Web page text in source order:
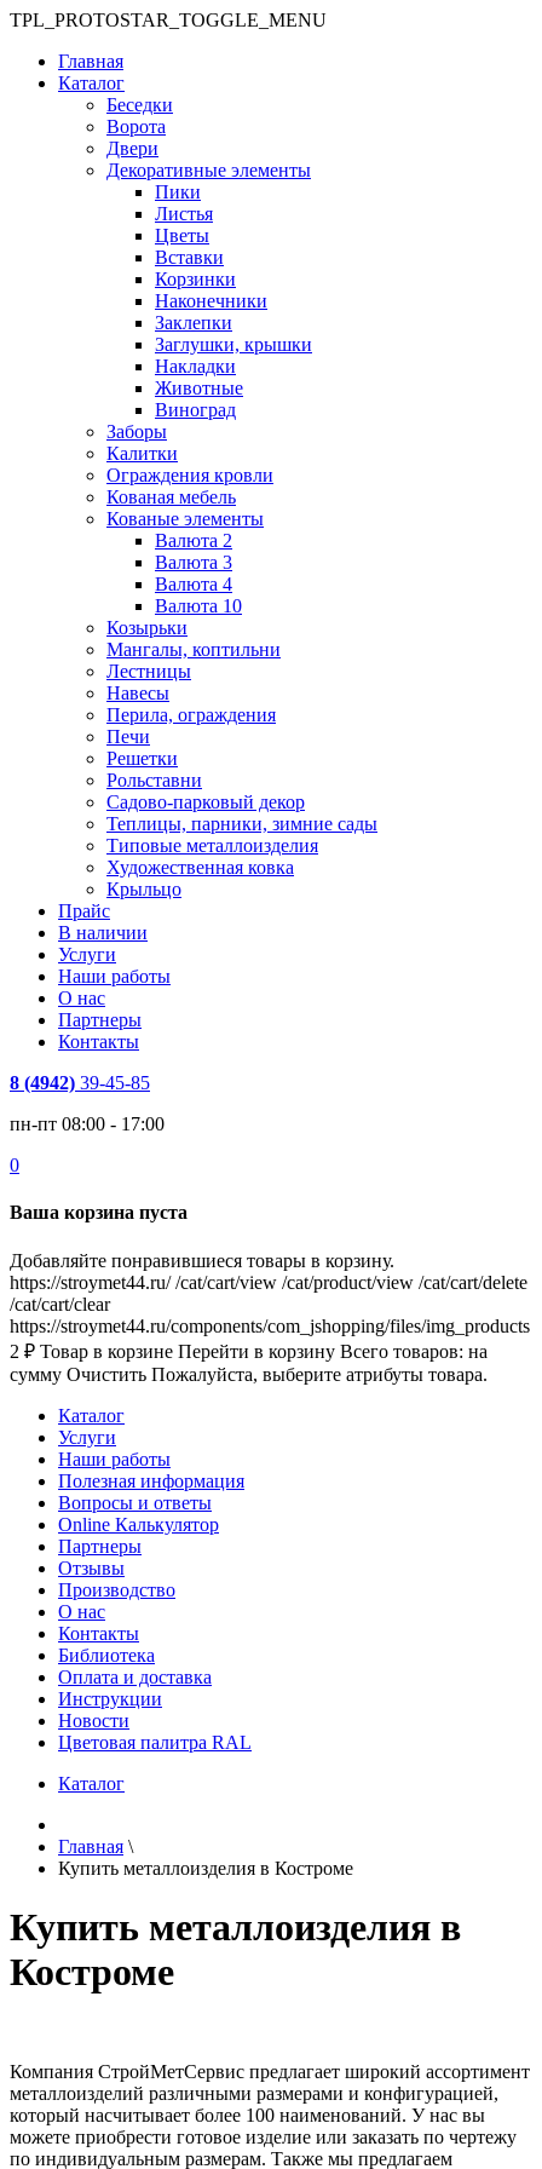
TPL_PROTOSTAR_TOGGLE_MENU
Главная
Каталог
Беседки
Ворота
Двери
Декоративные элементы
Пики
Листья
Цветы
Вставки
Корзинки
Наконечники
Заклепки
Заглушки, крышки
Накладки
Животные
Виноград
Заборы
Калитки
Ограждения кровли
Кованая мебель
Кованые элементы
Валюта 2
Валюта 3
Валюта 4
Валюта 10
Козырьки
Мангалы, коптильни
Лестницы
Навесы
Перила, ограждения
Печи
Решетки
Рольставни
Садово-парковый декор
Теплицы, парники, зимние сады
Типовые металлоизделия
Художественная ковка
Крыльцо
Прайс
В наличии
Услуги
Наши работы
О нас
Партнеры
Контакты
8 (4942) 39-45-85
пн-пт 08:00 - 17:00
0
Ваша корзина пуста
Добавляйте понравившиеся товары в корзину.
https://stroymet44.ru/ /cat/cart/view /cat/product/view /cat/cart/delete
/cat/cart/clear
https://stroymet44.ru/components/com_jshopping/files/img_products
2 ₽ Товар в корзине Перейти в корзину Всего товаров: на
сумму Очистить Пожалуйста, выберите атрибуты товара.
Каталог
Услуги
Наши работы
Полезная информация
Вопросы и ответы
Online Калькулятор
Партнеры
Отзывы
Производство
О нас
Контакты
Библиотека
Оплата и доставка
Инструкции
Новости
Цветовая палитра RAL
Каталог
Главная \
Купить металлоизделия в Костроме
Купить металлоизделия в
Костроме
Компания СтройМетСервис предлагает широкий ассортимент
металлоизделий различными размерами и конфигурацией,
который насчитывает более 100 наименований. У нас вы
можете приобрести готовое изделие или заказать по чертежу
по индивидуальным размерам. Также мы предлагаем